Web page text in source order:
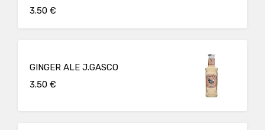
3.50 €
GINGER ALE J.GASCO
3.50 €